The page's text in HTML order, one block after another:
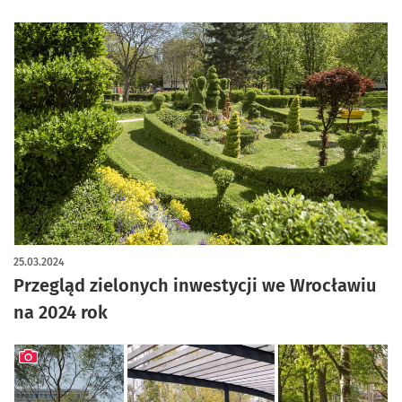
Przegląd zielonych inwestycji we Wrocławiu
na 2024 rok
25.03.2024